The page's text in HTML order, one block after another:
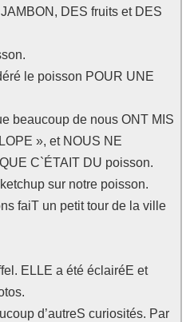
DES fruits et DES
le poisson POUR UNE
beaucoup de nous ONT MIS
», et NOUS NE
C`ÉTAIT DU poisson.
sur notre poisson.
faiT un petit tour de la ville
ELLE a été éclairéE et
d’autreS curiosités. Par